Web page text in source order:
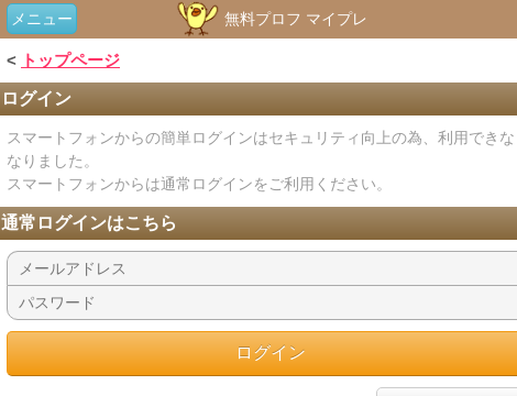
メニュー 無料プロフ マイプレ
< トップページ
ログイン
スマートフォンからの簡単ログインはセキュリティ向上の為、利用でき
なりました。
スマートフォンからは通常ログインをご利用ください。
通常ログインはこちら